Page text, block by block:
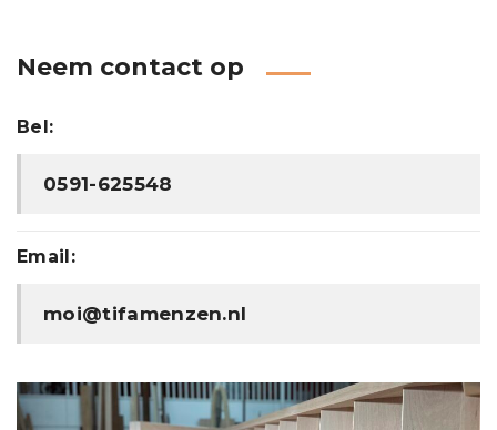
Neem contact op
Bel:
0591-625548
Email:
moi@tifamenzen.nl